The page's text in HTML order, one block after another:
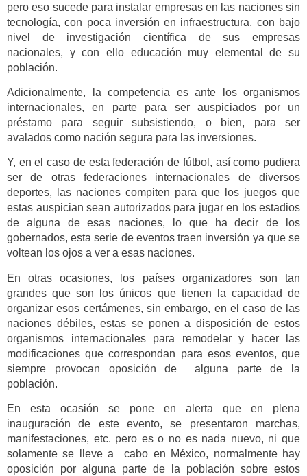
pero eso sucede para instalar empresas en las naciones sin
tecnología, con poca inversión en infraestructura, con bajo
nivel de investigación científica de sus empresas
nacionales, y con ello educación muy elemental de su
población.
Adicionalmente, la competencia es ante los organismos
internacionales, en parte para ser auspiciados por un
préstamo para seguir subsistiendo, o bien, para ser
avalados como nación segura para las inversiones.
Y, en el caso de esta federación de fútbol, así como pudiera
ser de otras federaciones internacionales de diversos
deportes, las naciones compiten para que los juegos que
estas auspician sean autorizados para jugar en los estadios
de alguna de esas naciones, lo que ha decir de los
gobernados, esta serie de eventos traen inversión ya que se
voltean los ojos a ver a esas naciones.
En otras ocasiones, los países organizadores son tan
grandes que son los únicos que tienen la capacidad de
organizar esos certámenes, sin embargo, en el caso de las
naciones débiles, estas se ponen a disposición de estos
organismos internacionales para remodelar y hacer las
modificaciones que correspondan para esos eventos, que
siempre provocan oposición de alguna parte de la
población.
En esta ocasión se pone en alerta que en plena
inauguración de este evento, se presentaron marchas,
manifestaciones, etc. pero es o no es nada nuevo, ni que
solamente se lleve a cabo en México, normalmente hay
oposición por alguna parte de la población sobre estos